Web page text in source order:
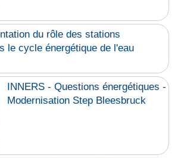
du rôle des stations
le cycle énergétique de l'eau
INNERS - Questions énergétiques -
Modernisation Step Bleesbruck